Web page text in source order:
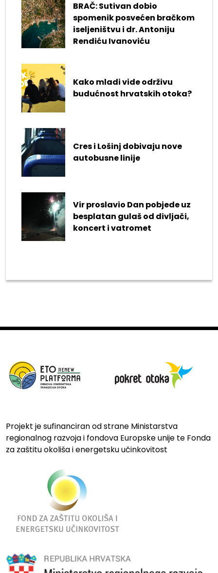
BRAČ: Sutivan dobio
spomenik posvećen bračkom
iseljeništvu i dr. Antoniju
Rendiću Ivanoviću
Kako mladi vide održivu
budućnost hrvatskih otoka?
Cres i Lošinj dobivaju nove
autobusne linije
Vir proslavio Dan pobjede uz
besplatan gulaš od divljači,
koncert i vatromet
Projekt je sufinanciran od strane Ministarstva
regionalnog razvoja i fondova Europske unije te Fonda
za zaštitu okoliša i energetsku učinkovitost